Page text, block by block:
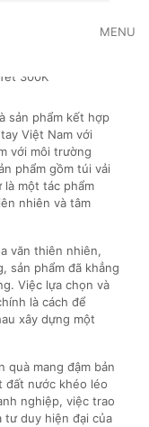
MENU
sản phẩm kết hợp
Việt Nam với
với môi trường
phẩm gồm túi vải
một tác phẩm
nhiên và tâm
văn thiên nhiên,
sản phẩm đã khẳng
Việc lựa chọn và
là cách để
xây dựng một
quà mang đậm bản
đất nước khéo léo
nghiệp, việc trao
tư duy hiện đại của